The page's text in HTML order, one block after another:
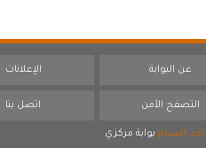
عن البوابة الإعلانات
التصفح الآمن اتصل بنا
احد اقسام بوابة مركزي